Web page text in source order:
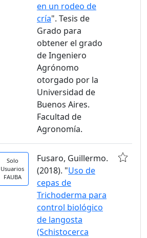
en un rodeo de
cría". Tesis de
Grado para
obtener el grado
de Ingeniero
Agrónomo
otorgado por la
Universidad de
Buenos Aires.
Facultad de
Agronomía.
Solo
Usuarios
FAUBA
Fusaro, Guillermo.
(2018). "Uso de
cepas de
Trichoderma para
control biológico
de langosta
(Schistocerca